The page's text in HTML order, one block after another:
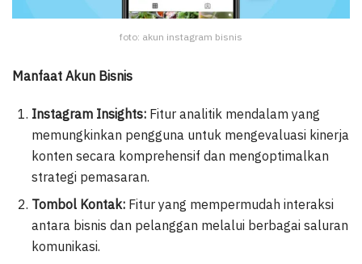
foto: akun instagram bisnis
Manfaat Akun Bisnis
Instagram Insights: Fitur analitik mendalam yang
memungkinkan pengguna untuk mengevaluasi kinerja
konten secara komprehensif dan mengoptimalkan
strategi pemasaran.
Tombol Kontak: Fitur yang mempermudah interaksi
antara bisnis dan pelanggan melalui berbagai saluran
komunikasi.